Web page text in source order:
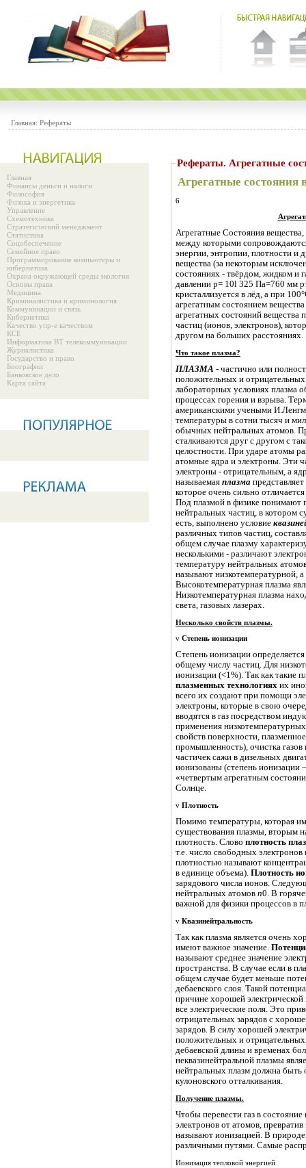
Главная: Рефераты
Главная
Финансы деньги и налоги
Философия
Физика и энергетика
Управление
Схемотехника
Стратегический менеджмент
Статистика
Соцобеспечение
Семейное право
Программирование компьютеры и
кибернетика
Охрана окружающей среды экология
Основы права
Медицина
Криминалистика и криминология
Коммуникации и связь
Кибернетика
Качество упр-е качеством
КСЕ
Информатика ВТ телекоммуникации
Журналистика
Государство и право
Биографии
Банковское дело
Карта сайта
Рефераты. Агрегатные
Агрегатные состояния
6
Агрегатные Состояния
между которыми
энергии, энтропии, плотности и
вещества (за некоторым
состояниях - твёрдом, жидком и газообразном. Так, вода при нормальном
давлении p= 10l 325 Па=760 мм
кристаллизуется в лёд, а при
агрегатным состоянием
агрегатных состояний вещества
частиц (ионов, электронов),
другом на больших расстояниях.
Что такое плазма?
ПЛАЗМА - частично или
положительных и
лабораторных условиях плазма
процессах горения и взрыва.
американскими учеными
температуры в сотни тысяч и
обычных нейтральных атомов.
сталкиваются друг с другом с
целостности. При ударе атомы
атомные ядра и электроны. Эти
электроны - отрицательным, а
называемая плазма
которое очень сильно
Под плазмой в физике понимают
нейтральных частиц, в котором
есть, выполнено условие
различных типов частиц,
общем случае плазму
несколькими - различают
температуру нейтральных
называют низкотемпературной,
Высокотемпературная плазма
Низкотемпературная плазма
света, газовых лазерах.
Несколько свойств плазмы.
v Степень ионизации
Степень ионизации
общему числу частиц. Для
ионизации (<1%). Так как такие
плазменных технологиях их
всего их создают при помощи
электроны, которые в свою
вводятся в газ посредством
применения
свойств поверхности,
промышленность), очистка
частичек сажи в дизельных
ионизованы (степень
«четвертым агрегатным
Солнце.
v Плотность
Помимо температуры, которая
существования плазмы, вторым
плотность. Слово плотность
т.е. число свободных электронов
плотностью называют
в единице объема). Плотность
зарядового числа ионов.
нейтральных атомов n0. В
важной для физики процессов в
v Квазинейтральность
Так как плазма является очень
имеют важное значение.
называют среднее значение
пространства. В случае если в
общем случае будет меньше
дебаевского слоя. Такой
причине хорошей электрической
все электрические поля. Это
отрицательных зарядов с
зарядов. В силу хорошей
положительных и
дебаевской длины и временах
неквазинейтральной плазмы
нейтральных плазм должна быть
кулоновского отталкивания.
Получение плазмы.
Чтобы перевести газ в
электронов от атомов, превратив эти атомы в
называют ионизацией. В
Ионизация тепловой энергией